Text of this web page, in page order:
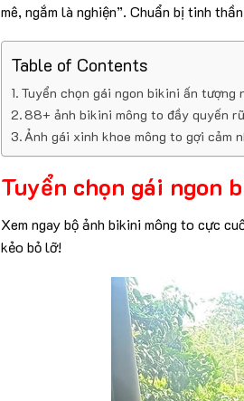
mê, ngắm là nghiện”. Chuẩn bị tinh
Table of Contents
Tuyển chọn gái ngon bikini ấn tượng
88+ ảnh bikini mông to đầy quyến rũ
Ảnh gái xinh khoe mông to gợi cảm
Tuyển chọn gái ngon
Xem ngay bộ ảnh bikini mông to cực
kẻo bỏ lỡ!